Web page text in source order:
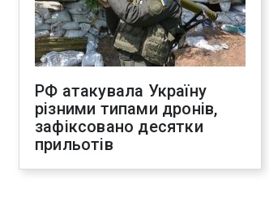
РФ атакувала Україну
різними типами дронів,
зафіксовано десятки
прильотів